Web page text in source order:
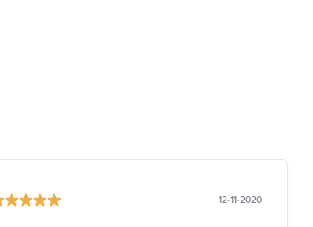
12-11-2020